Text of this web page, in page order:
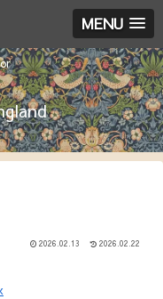
MENU
2026.02.13 2026.02.22